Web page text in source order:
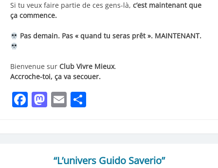
Si tu veux faire partie de ces gens-là, c’est maintenant que
ça commence.
Pas demain. Pas « quand tu seras prêt ». MAINTENANT.
Bienvenue sur Club Vivre Mieux.
Accroche-toi, ça va secouer.
Facebook
Mastodon
Email
“L’univers Guido Saverio”